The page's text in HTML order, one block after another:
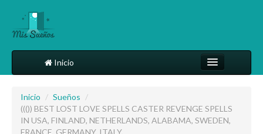
Inicio
Diccionario
Más
Inicio / Sueños /
((()) BEST LOST LOVE SPELLS CASTER REVENGE SPELLS
IN USA, FINLAND, NETHERLANDS, ALABAMA, SWEDEN,
FRANCE, GERMANY, ITALY.